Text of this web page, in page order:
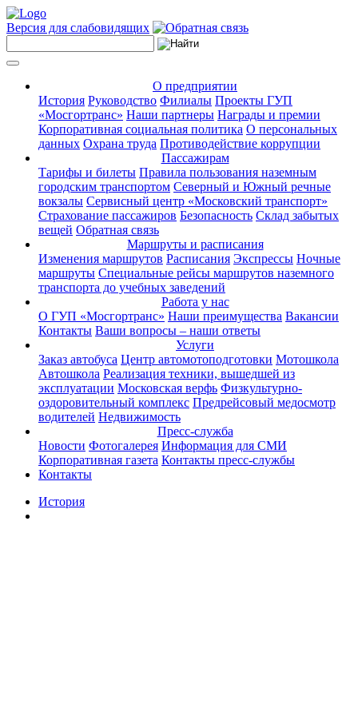
Версия для слабовидящих
О предприятии
История Руководство Филиалы Проекты ГУП
«Мосгортранс» Наши партнеры Награды и премии
Корпоративная социальная политика О персональных
данных Охрана труда Противодействие коррупции
Пассажирам
Тарифы и билеты Правила пользования наземным
городским транспортом Северный и Южный речные
вокзалы Сервисный центр «Московский транспорт»
Страхование пассажиров Безопасность Склад забытых
вещей Обратная связь
Маршруты и расписания
Изменения маршрутов Расписания Экспрессы Ночные
маршруты Специальные рейсы маршрутов наземного
транспорта до учебных заведений
Работа у нас
О ГУП «Мосгортранс» Наши преимущества Вакансии
Контакты Ваши вопросы – наши ответы
Услуги
Заказ автобуса Центр автомотоподготовки Мотошкола
Автошкола Реализация техники, вышедшей из
эксплуатации Московская верфь Физкультурно-
оздоровительный комплекс Предрейсовый медосмотр
водителей Недвижимость
Пресс-служба
Новости Фотогалерея Информация для СМИ
Корпоративная газета Контакты пресс-службы
Контакты
История